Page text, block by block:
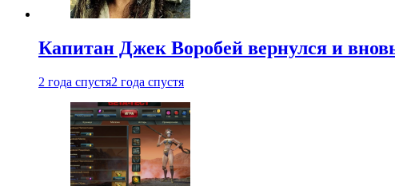
Капитан Джек Воробей вернулся и
2 года спустя2 года спустя